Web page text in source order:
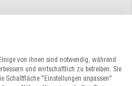
interessieren
von ihnen sind notwendig, während
und wirtschaftlich zu betreiben. Sie
Schaltfläche "Einstellungen anpassen"